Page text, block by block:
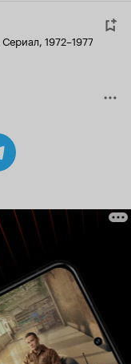
Сериал, 1972–1977